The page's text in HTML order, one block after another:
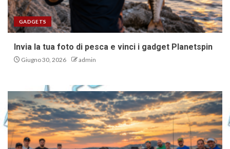
GADGETS
Invia la tua foto di pesca e vinci i gadget Planetspin
Giugno 30, 2026 admin